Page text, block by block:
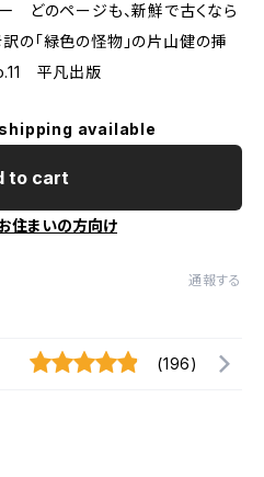
どのページも、新鮮で古くなら
「緑色の怪物」の片山健の挿
平凡出版
available
to cart
住まいの方向け
通報する
(196)